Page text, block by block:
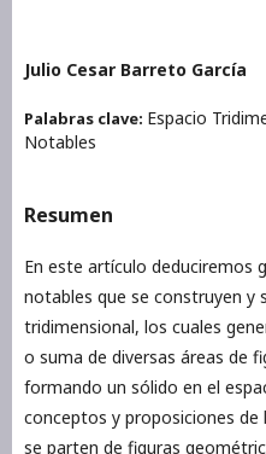
Julio Cesar Barreto García
Palabras clave: Espacio
Notables
Resumen
En este artículo deduciremos
notables que se construyen y
tridimensional, los cuales
o suma de diversas áreas de
formando un sólido en el
conceptos y proposiciones
se parten de figuras